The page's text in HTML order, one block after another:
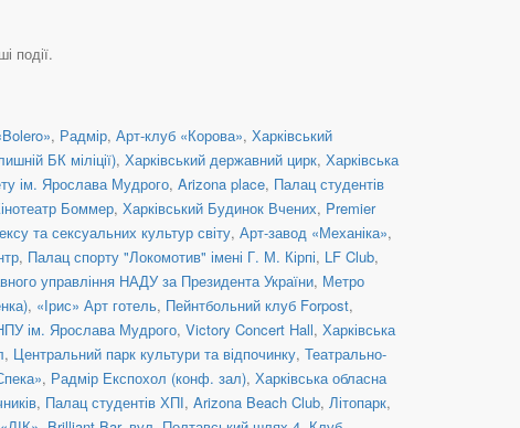
події.
, Радмір, Арт-клуб «Корова», Харківський
БК міліції), Харківський державний цирк, Харківська
ім. Ярослава Мудрого, Arizona place, Палац студентів
Боммер, Харківський Будинок Вчених, Premier
та сексуальних культур світу, Арт-завод «Механіка»,
, Палац спорту "Локомотив" імені Г. М. Кірпі, LF Club,
управління НАДУ за Президента України, Метро
, «Ірис» Арт готель, Пейнтбольний клуб Forpost,
ім. Ярослава Мудрого, Victory Concert Hall, Харківська
, Центральний парк культури та відпочинку, Театрально-
, Радмір Експохол (конф. зал), Харківська обласна
, Палац студентів ХПІ, Arizona Beach Club, Літопарк,